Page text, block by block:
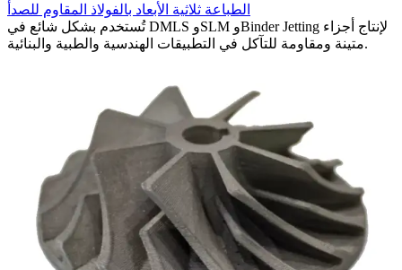
الطباعة ثلاثية الأبعاد بالفولاذ المقاوم للصدأ
تُستخدم بشكل شائع في DMLS وSLM وBinder Jetting لإنتاج أجزاء
متينة ومقاومة للتآكل في التطبيقات الهندسية والطبية والبنائية.